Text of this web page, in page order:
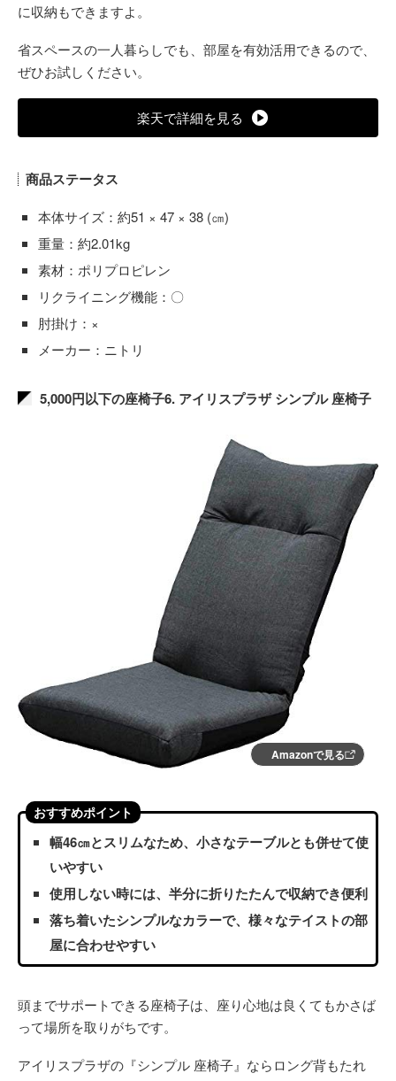
に収納もできますよ。
省スペースの一人暮らしでも、部屋を有効活用できるので、
ぜひお試しください。
楽天で詳細を見る
商品ステータス
本体サイズ：約51 × 47 × 38 (㎝)
重量：約2.01kg
素材：ポリプロピレン
リクライニング機能：〇
肘掛け：×
メーカー：ニトリ
5,000円以下の座椅子6. アイリスプラザ シンプル 座椅子
Amazonで見る
おすすめポイント
幅46㎝とスリムなため、小さなテーブルとも併せて使
いやすい
使用しない時には、半分に折りたたんで収納でき便利
落ち着いたシンプルなカラーで、様々なテイストの部
屋に合わせやすい
頭までサポートできる座椅子は、座り心地は良くてもかさば
って場所を取りがちです。
アイリスプラザの『シンプル 座椅子』ならロング背もたれ